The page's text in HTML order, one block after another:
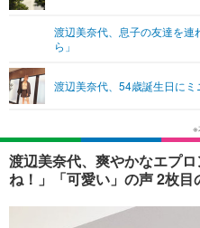
ショッピング
エンタメTOP
音楽
ライフ
ライフTOP
ペット
その他
リリース一覧
プッシュ通知の停止方法
渡辺美奈代、息子の友達を連
ら」
渡辺美奈代、54歳誕生日にミ
渡辺美奈代、爽やかなエプ
ね！」「可愛い」の声 2枚目